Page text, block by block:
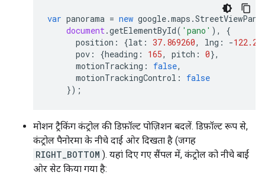
var panorama = new google.maps .
document.getElementById( 'pano' ),
{
position : {lat : 37.869260, lng : -
pov : {heading : 165, pitch : 0},
motionTracking : false,
motionTrackingControl :
false
});
मोशन ट्रैकिंग कंट्रोल की डिफ़ॉल्ट पोज़िशन बदलें. डिफ़ॉल्ट रूप से,
कंट्रोल पैनोरमा के नीचे दाईं ओर दिखता है (जगह
RIGHT_BOTTOM ). यहां दिए गए सैंपल में, कंट्रोल को नीचे बाईं
ओर सेट किया गया है: